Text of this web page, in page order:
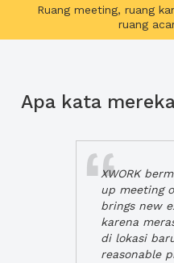
Ruang meeting, ruang
ruang
Apa kata
XWORK
up meeting
brings new
karena
di lokasi
reasonable